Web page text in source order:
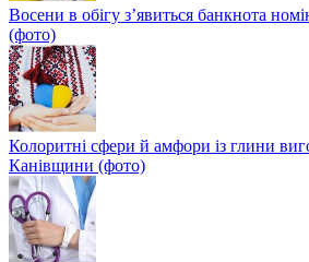
Восени в обігу з’явиться банкнота
(фото)
Колоритні сфери й амфори із глини
Канівщини (фото)